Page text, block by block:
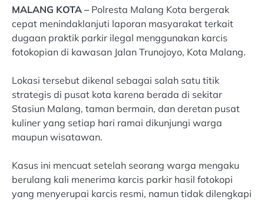
MALANG KOTA –Polresta Malang Kota bergerak
cepat menindaklanjuti laporan masyarakat terkait
dugaan praktik parkir ilegal menggunakan karcis
fotokopian di kawasan Jalan Trunojoyo, Kota Malang.
Lokasi tersebut dikenal sebagai salah satu titik
strategis di pusat kota karena berada di sekitar
Stasiun Malang, taman bermain, dan deretan pusat
kuliner yang setiap hari ramai dikunjungi warga
maupun wisatawan.
Kasus ini mencuat setelah seorang warga mengaku
berulang kali menerima karcis parkir hasil fotokopi
yang menyerupai karcis resmi, namun tidak dilengkapi